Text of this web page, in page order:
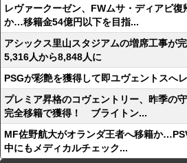
レヴァークーゼン、FWムサ・ディアビ
か…移籍金54億円以下を目指...
アシックス里山スタジアムの増席工事が
5,316人から8,848人に
PSGが彩艶を獲得して即ユヴェントスへ
プレミア昇格のコヴェントリー、昨季の
完全移籍で獲得！ ブライトン...
MF佐野航大がオランダ王者へ移籍か
中にもメディカルチェック...